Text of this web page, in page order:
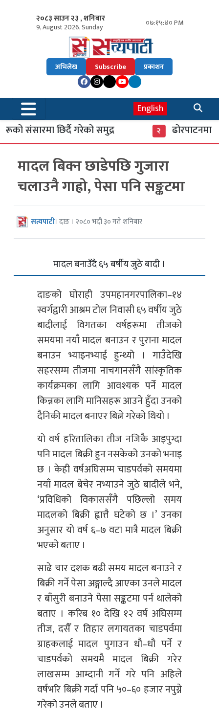
२०८३ साउन २३ , शनिबार
9, August 2026, Sunday ०७:१५:४१ PM
अभिलेख Subscribe प्रकाशन
English
संसारमा छिर्दै गरेको समुद्र ढोरपाटनमा
मादल बिक्न छाडेपछि गुजारा
चलाउनै गाह्रो, पेसा पनि सङ्कटमा
सत्यपाटी। दाङ । २०८० भदौ ३० गते शनिबार
मादल बनाउँदै ६५ बर्षीय जुठे बादी ।
दाङको घोराही उपमहानगरपालिका–१४
स्वर्गद्वारी आश्रम टोल निवासी ६५ वर्षीय जुठे
बादीलाई विगतका वर्षहरूमा तीजको
समयमा नयाँ मादल बनाउन र पुराना मादल
बनाउन भ्याइनभ्याई हुन्थ्यो । गाउँदेखि
सहरसम्म तीजमा नाचगानसँगै सांस्कृतिक
कार्यक्रमका लागि आवश्यक पर्ने मादल
किन्नका लागि मानिसहरू आउने हुँदा उनको
दैनिकी मादल बनाएर बित्ने गरेको थियो ।
यो वर्ष हरितालिका तीज नजिकै आइपुग्दा
पनि मादल बिक्री हुन नसकेको उनको भनाइ
छ । केही वर्षअघिसम्म चाडपर्वको समयमा
नयाँ मादल बेचेर नभ्याउने जुठे बादीले भने,
‘प्रविधिको विकाससँगै पछिल्लो समय
मादलको बिक्री ह्वात्तै घटेको छ ।’ उनका
अनुसार यो वर्ष ६–७ वटा मात्रै मादल बिक्री
भएको बताए ।
साढे चार दशक बढी समय मादल बनाउने र
बिक्री गर्ने पेसा अङ्गाल्दै आएका उनले मादल
र बाँसुरी बनाउने पेसा सङ्कटमा पर्न थालेको
बताए । करिब १० देखि १२ वर्ष अघिसम्म
तीज, दसैँ र तिहार लगायतका चाडपर्वमा
ग्राहकलाई मादल पुगाउन धौ–धौ पर्ने र
चाडपर्वको समयमै मादल बिक्री गरेर
लाखसम्म आम्दानी गर्ने गरे पनि अहिले
वर्षभरि बिक्री गर्दा पनि ५०–६० हजार नपुग्ने
गरेको उनले बताए ।